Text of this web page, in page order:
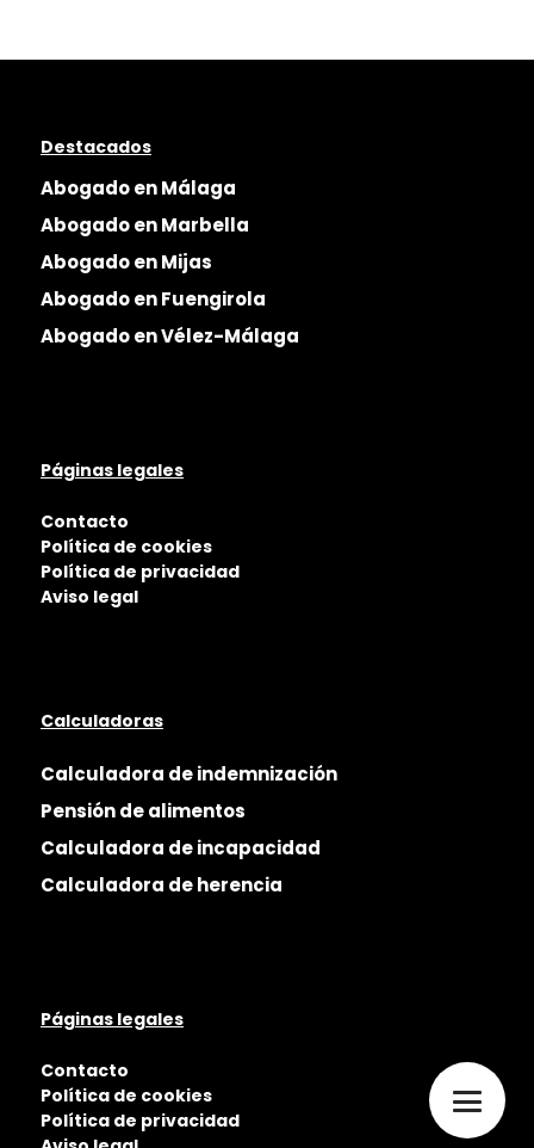
Destacados
Abogado en Málaga
Abogado en Marbella
Abogado en Mijas
Abogado en Fuengirola
Abogado en Vélez-Málaga
Páginas legales
Contacto
Política de cookies
Política de privacidad
Aviso legal
Calculadoras
Calculadora de indemnización
Pensión de alimentos
Calculadora de incapacidad
Calculadora de herencia
Páginas legales
Contacto
Política de cookies
Política de privacidad